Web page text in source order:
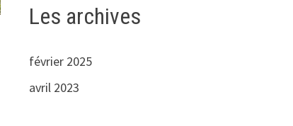
Les archives
février 2025
avril 2023